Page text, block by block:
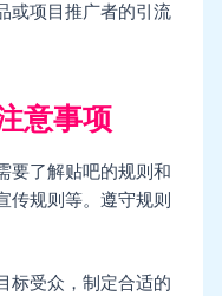
或项目推广者的引流
意事项
要了解贴吧的规则和
传规则等。遵守规则
标受众，制定合适的